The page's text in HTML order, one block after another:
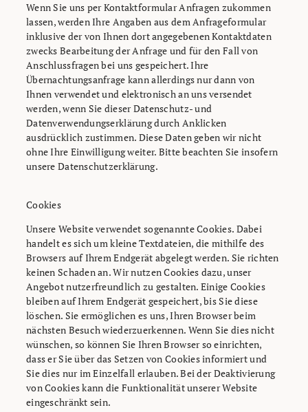
Wenn Sie uns per Kontaktformular Anfragen zukommen
lassen, werden Ihre Angaben aus dem Anfrageformular
inklusive der von Ihnen dort angegebenen Kontaktdaten
zwecks Bearbeitung der Anfrage und für den Fall von
Anschlussfragen bei uns gespeichert. Ihre
Übernachtungsanfrage kann allerdings nur dann von
Ihnen verwendet und elektronisch an uns versendet
werden, wenn Sie dieser Datenschutz- und
Datenverwendungserklärung durch Anklicken
ausdrücklich zustimmen. Diese Daten geben wir nicht
ohne Ihre Einwilligung weiter. Bitte beachten Sie insofern
unsere Datenschutzerklärung.
Cookies
Unsere Website verwendet sogenannte Cookies. Dabei
handelt es sich um kleine Textdateien, die mithilfe des
Browsers auf Ihrem Endgerät abgelegt werden. Sie richten
keinen Schaden an. Wir nutzen Cookies dazu, unser
Angebot nutzerfreundlich zu gestalten. Einige Cookies
bleiben auf Ihrem Endgerät gespeichert, bis Sie diese
löschen. Sie ermöglichen es uns, Ihren Browser beim
nächsten Besuch wiederzuerkennen. Wenn Sie dies nicht
wünschen, so können Sie Ihren Browser so einrichten,
dass er Sie über das Setzen von Cookies informiert und
Sie dies nur im Einzelfall erlauben. Bei der Deaktivierung
von Cookies kann die Funktionalität unserer Website
eingeschränkt sein.